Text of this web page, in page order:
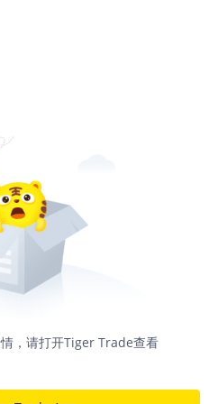
，请打开Tiger Trade查看